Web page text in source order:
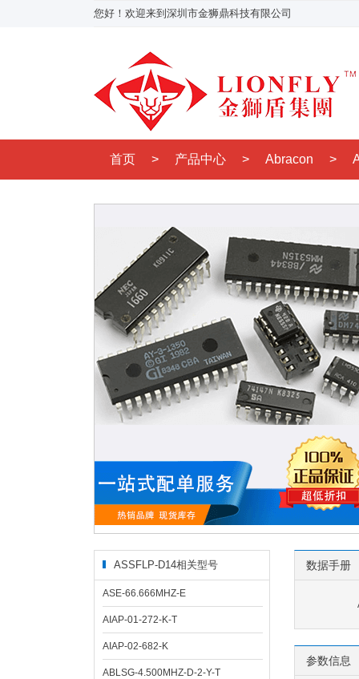
您好！欢迎来到深圳市金狮鼎科技有限公司
首页 > 产品中心 > Abracon >
ASSFLP-D14相关型号
ASE-66.666MHZ-E
AIAP-01-272-K-T
AIAP-02-682-K
ABLSG-4.500MHZ-D-2-Y-T
数据手册
参数信息